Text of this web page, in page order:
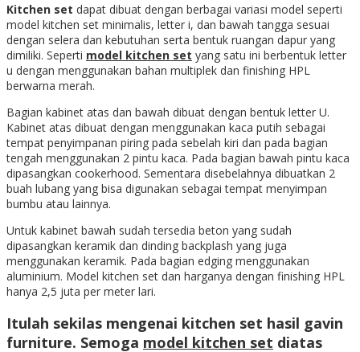
Kitchen set dapat dibuat dengan berbagai variasi model seperti
model kitchen set minimalis, letter i, dan bawah tangga sesuai
dengan selera dan kebutuhan serta bentuk ruangan dapur yang
dimiliki. Seperti model kitchen set yang satu ini berbentuk letter
u dengan menggunakan bahan multiplek dan finishing HPL
berwarna merah.
Bagian kabinet atas dan bawah dibuat dengan bentuk letter U.
Kabinet atas dibuat dengan menggunakan kaca putih sebagai
tempat penyimpanan piring pada sebelah kiri dan pada bagian
tengah menggunakan 2 pintu kaca. Pada bagian bawah pintu kaca
dipasangkan cookerhood. Sementara disebelahnya dibuatkan 2
buah lubang yang bisa digunakan sebagai tempat menyimpan
bumbu atau lainnya.
Untuk kabinet bawah sudah tersedia beton yang sudah
dipasangkan keramik dan dinding backplash yang juga
menggunakan keramik. Pada bagian edging menggunakan
aluminium. Model kitchen set dan harganya dengan finishing HPL
hanya 2,5 juta per meter lari.
Itulah sekilas mengenai kitchen set hasil gavin
furniture. Semoga model kitchen set diatas